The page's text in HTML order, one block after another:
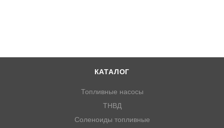
КАТАЛОГ
Топливные насосы
ТНВД
Соленоиды топливные